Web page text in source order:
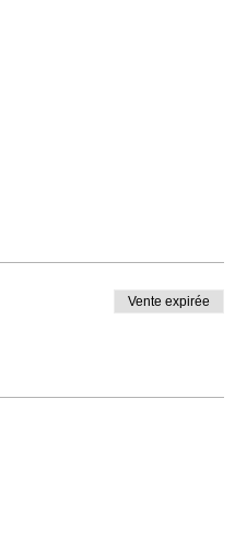
Vente expirée